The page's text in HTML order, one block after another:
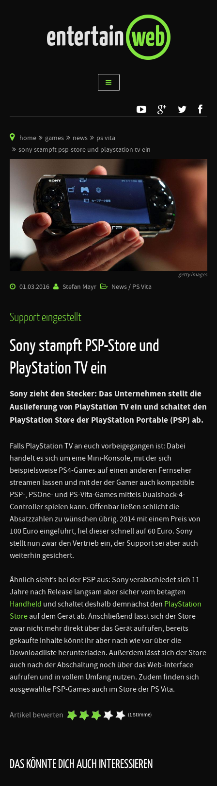
home games news
ps vita
sony stampft psp-store und playstation tv ein
getty images
01.03.2016 Stefan Mayr News / PS Vita
Support eingestellt
Sony stampft PSP-Store und
PlayStation TV ein
Sony zieht den Stecker: Das Unternehmen stellt die
Auslieferung von PlayStation TV ein und schaltet den
PlayStation Store der PlayStation Portable (PSP) ab.
Falls PlayStation TV an euch vorbeigegangen ist: Dabei
handelt es sich um eine Mini-Konsole, mit der sich
beispielsweise PS4-Games auf einen anderen Fernseher
streamen lassen und mit der der Gamer auch kompatible
PSP-, PSOne- und PS-Vita-Games mittels Dualshock-4-
Controller spielen kann. Offenbar ließen schlicht die
Absatzzahlen zu wünschen übrig. 2014 mit einem Preis von
100 Euro eingeführt, fiel dieser schnell auf 60 Euro. Sony
stellt nun zwar den Vertrieb ein, der Support sei aber auch
weiterhin gesichert.
Ähnlich sieht’s bei der PSP aus: Sony verabschiedet sich 11
Jahre nach Release langsam aber sicher vom betagten
Handheld und schaltet deshalb demnächst den PlayStation
Store auf dem Gerät ab. Anschließend lässt sich der Store
zwar nicht mehr direkt über das Gerät aufrufen, bereits
gekaufte Inhalte könnt ihr aber nach wie vor über die
Downloadliste herunterladen. Außerdem lässt sich der Store
auch nach der Abschaltung noch über das Web-Interface
aufrufen und in vollem Umfang nutzen. Zudem finden sich
ausgewählte PSP-Games auch im Store der PS Vita.
Artikel bewerten (1 Stimme)
DAS KÖNNTE DICH AUCH INTERESSIEREN